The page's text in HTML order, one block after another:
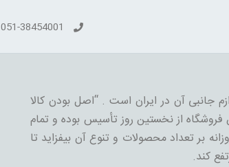
051-38454001
جانبی آن در ایران است . “اصل بودن کالا
از نخستین روز تأسیس بوده و تمام
بر تعداد محصولات و تنوع آن بیفزاید تا
کند.